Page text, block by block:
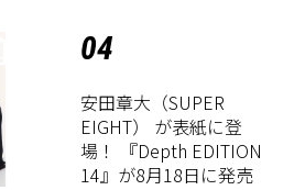
04
安田章大（SUPER
EIGHT） が表紙に登
場！ 『Depth EDITION
14』が8月18日に発売